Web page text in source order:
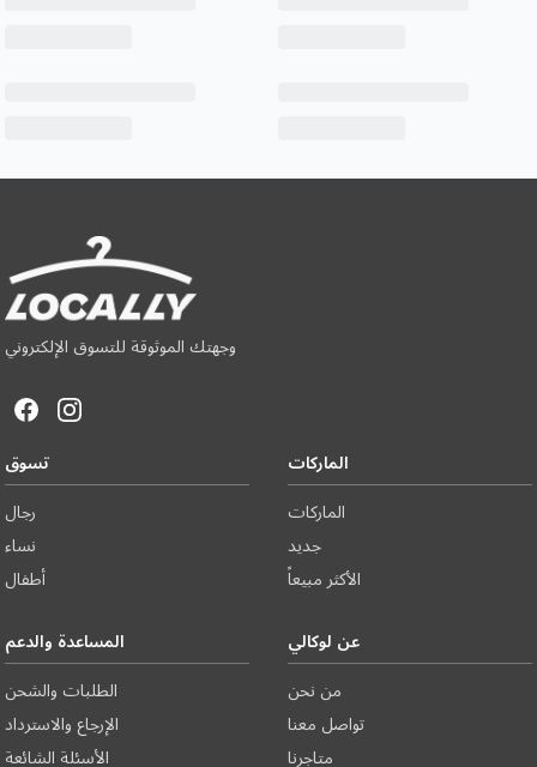
وجهتك الموثوقة للتسوق الإلكتروني
تسوق
رجال
نساء
أطفال
الماركات
الماركات
جديد
الأكثر مبيعاً
المساعدة والدعم
الطلبات والشحن
الإرجاع والاسترداد
الأسئلة الشائعة
عن لوكالي
من نحن
تواصل معنا
متاجرنا